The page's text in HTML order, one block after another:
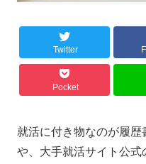
Twitter
Pocket
就活に付き物なのが履
や、大手就活サイト公